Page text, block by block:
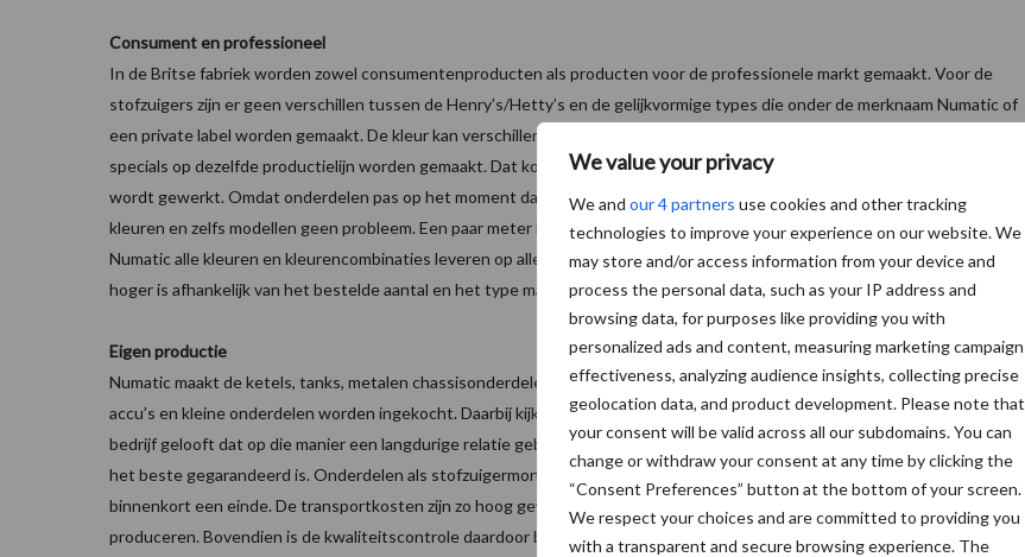
We value your privacy
We and our 4 partners use cookies and other tracking
technologies to improve your experience on our website. We
may store and/or access information from your device and
process the personal data, such as your IP address and
browsing data, for purposes like providing you with
personalized ads and content, measuring marketing campaign
effectiveness, analyzing audience insights, collecting precise
geolocation data, and product development. Please note that
your consent will be valid across all our subdomains. You can
change or withdraw your consent at any time by clicking the
“Consent Preferences” button at the bottom of your screen.
We respect your choices and are committed to providing you
with a transparent and secure browsing experience. The
Consument en professioneel
In de Britse fabriek worden zowel consumentenproducten als producten voor de professionele markt gemaakt. Voor de
stofzuigers zijn er geen verschillen tussen de Henry’s/Hetty’s en de gelijkvormige types die onder de merknaam Numatic of
een private label worden gemaakt. De kleur kan verschillen, maar voor de rest zijn de machines identiek. Bijzonder is dat
specials op dezelfde productielijn worden gemaakt. Dat komt doordat in de fabriek volgens het Japanse kanban-systeem
wordt gewerkt. Omdat onderdelen pas op het moment dat ze nodig zijn bij de werkstations komen, is omschakeling van
kleuren en zelfs modellen geen probleem. Een paar meter lege lopende band tussen de batches volstaat. In principe kan
Numatic alle kleuren en kleurencombinaties leveren op alle machines. Natuurlijk is de verkoopprijs dan wel hoger. Hoeveel
hoger is afhankelijk van het bestelde aantal en het type machine.
Eigen productie
Numatic maakt de ketels, tanks, metalen chassisonderdelen en bekabeling zelf. Andere zaken zoals schakelaars, elektronica,
accu’s en kleine onderdelen worden ingekocht. Daarbij kijkt de fabriek in principe dichtbij huis in de regio Somerset. Het
bedrijf gelooft dat op die manier een langdurige relatie gebaseerd op een goede onderlinge en prijs en kwaliteitsverhouding
het beste gegarandeerd is. Onderdelen als stofzuigermondstukken worden nu nog in China gemaakt, maar ook daaraan komt
binnenkort een einde. De transportkosten zijn zo hoog geworden dat het goedkoper is om deze dichtbij huis te laten
produceren. Bovendien is de kwaliteitscontrole daardoor beter te organiseren.